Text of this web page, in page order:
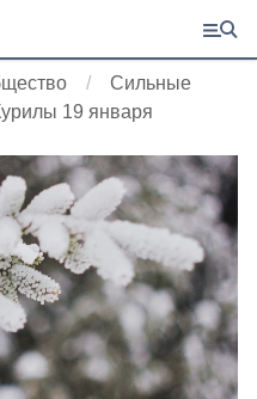
Сильные
19 января